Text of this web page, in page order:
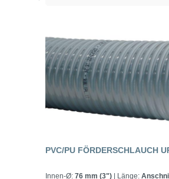
PVC/PU FÖRDERSCHLAUCH
Innen-Ø: 76 mm (3") | Länge: